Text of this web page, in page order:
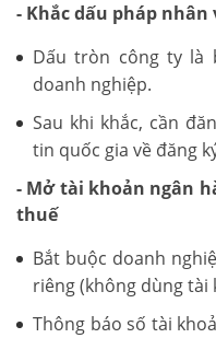
- Khắc dấu pháp
Dấu tròn công ty là
doanh nghiệp.
Sau khi khắc, cần
tin quốc gia về đăng
- Mở tài khoản ngân
thuế
Bắt buộc doanh
riêng (không dùng tài
Thông báo số tài